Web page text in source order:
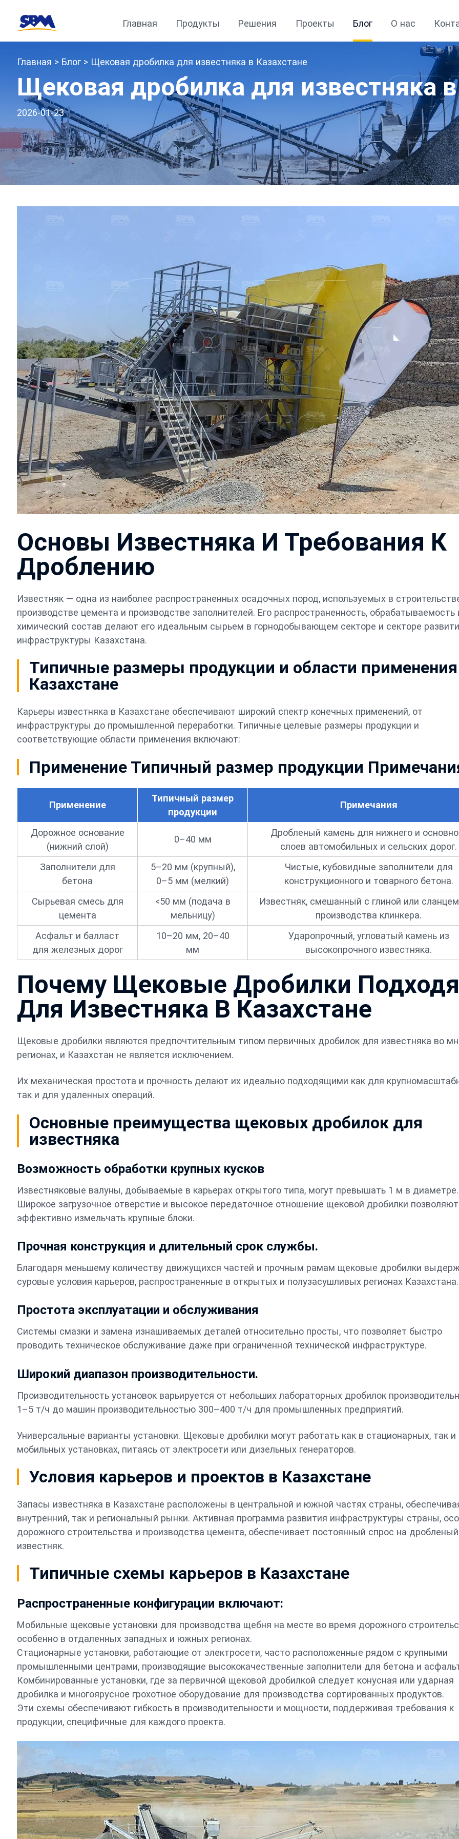
Главная Продукты Решения Проекты Блог О нас
Главная > Блог > Щековая дробилка для известняка в Казахстане
Щековая дробилка для известняка
2026-01-23
Основы Известняка И Требования К
Дроблению
Известняк — одна из наиболее распространенных осадочных пород, используемых в
производстве цемента и производстве заполнителей. Его распространенность, обрабатываемость
химический состав делают его идеальным сырьем в горнодобывающем секторе и секторе
инфраструктуры Казахстана.
Типичные размеры продукции и области
Казахстане
Карьеры известняка в Казахстане обеспечивают широкий спектр конечных применений, от
инфраструктуры до промышленной переработки. Типичные целевые размеры продукции и
соответствующие области применения включают:
Применение Типичный размер продукции
Применение
Типичный размер
продукции
Примечания
Дорожное основание
(нижний слой)
0–40 мм
Дробленый камень для нижнего и
слоев автомобильных и сельских дорог.
Заполнители для
бетона
5–20 мм (крупный),
0–5 мм (мелкий)
Чистые, кубовидные заполнители для
конструкционного и товарного бетона.
Сырьевая смесь для
цемента
<50 мм (подача в
мельницу)
Известняк, смешанный с глиной или
производства клинкера.
Асфальт и балласт
для железных дорог
10–20 мм, 20–40
мм
Ударопрочный, угловатый камень из
высокопрочного известняка.
Почему Щековые Дробилки
Для Известняка В Казахстане
Щековые дробилки являются предпочтительным типом первичных дробилок для известняка во
регионах, и Казахстан не является исключением.
Их механическая простота и прочность делают их идеально подходящими как для
так и для удаленных операций.
Основные преимущества щековых дробилок для
известняка
Возможность обработки крупных кусков
Известняковые валуны, добываемые в карьерах открытого типа, могут превышать 1 м в диаметре.
Широкое загрузочное отверстие и высокое передаточное отношение щековой дробилки позволяют
эффективно измельчать крупные блоки.
Прочная конструкция и длительный срок службы.
Благодаря меньшему количеству движущихся частей и прочным рамам щековые дробилки
суровые условия карьеров, распространенные в открытых и полузасушливых регионах Казахстана.
Простота эксплуатации и обслуживания
Системы смазки и замена изнашиваемых деталей относительно просты, что позволяет быстро
проводить техническое обслуживание даже при ограниченной технической инфраструктуре.
Широкий диапазон производительности.
Производительность установок варьируется от небольших лабораторных дробилок
1–5 т/ч до машин производительностью 300–400 т/ч для промышленных предприятий.
Универсальные варианты установки. Щековые дробилки могут работать как в стационарных, так и
мобильных установках, питаясь от электросети или дизельных генераторов.
Условия карьеров и проектов в Казахстане
Запасы известняка в Казахстане расположены в центральной и южной частях страны,
внутренний, так и региональный рынки. Активная программа развития инфраструктуры страны,
дорожного строительства и производства цемента, обеспечивает постоянный спрос на дробленый
известняк.
Типичные схемы карьеров в Казахстане
Распространенные конфигурации включают:
Мобильные щековые установки для производства щебня на месте во время дорожного
особенно в отдаленных западных и южных регионах.
Стационарные установки, работающие от электросети, часто расположенные рядом с крупными
промышленными центрами, производящие высококачественные заполнители для бетона и
Комбинированные установки, где за первичной щековой дробилкой следует конусная или ударная
дробилка и многоярусное грохотное оборудование для производства сортированных продуктов.
Эти схемы обеспечивают гибкость в производительности и мощности, поддерживая требования к
продукции, специфичные для каждого проекта.